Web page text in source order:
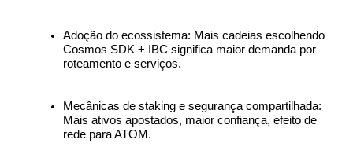
Adoção do ecossistema: Mais cadeias escolhendo
Cosmos SDK + IBC significa maior demanda por
roteamento e serviços.
Mecânicas de staking e segurança compartilhada:
Mais ativos apostados, maior confiança, efeito de
rede para ATOM.